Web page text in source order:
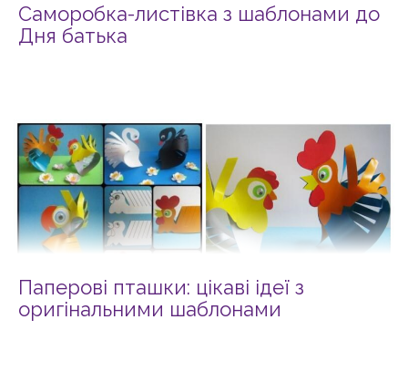
Саморобка-листівка з шаблонами до
Дня батька
Паперові пташки: цікаві ідеї з
оригінальними шаблонами